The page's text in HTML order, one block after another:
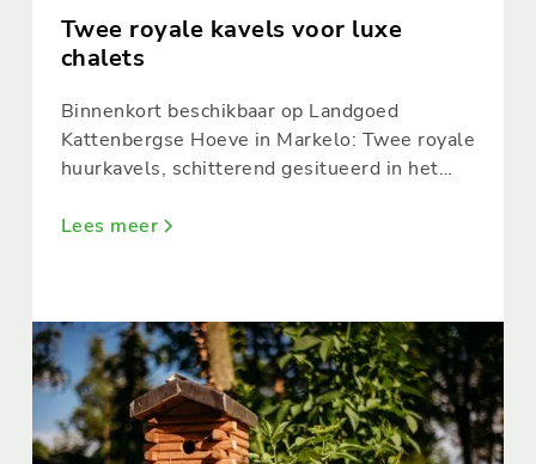
Twee royale kavels voor luxe
chalets
Binnenkort beschikbaar op Landgoed
Kattenbergse Hoeve in Markelo: Twee royale
huurkavels, schitterend gesitueerd in het
de plaatsing van ARCABO chalets.
Lees meer